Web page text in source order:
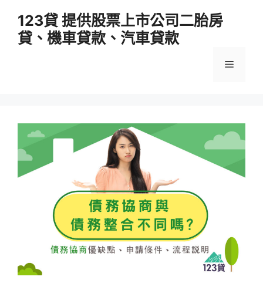
123貸 提供股票上市公司二胎房
貸、機車貸款、汽車貸款
選